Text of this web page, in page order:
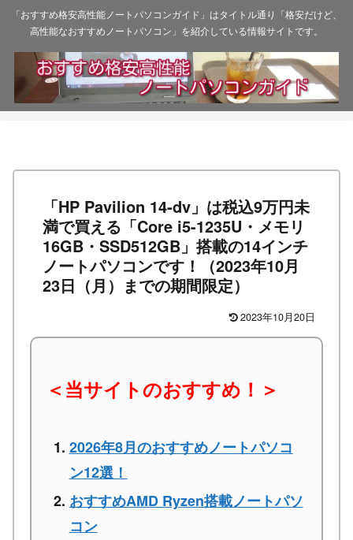
「おすすめ格安高性能ノートパソコンガイド」はタイトル通り「格安だけど、
高性能なおすすめノートパソコン」を紹介している情報サイトです。
「HP Pavilion 14-dv」は税込9万円未
満で買える「Core i5-1235U・メモリ
16GB・SSD512GB」搭載の14インチ
ノートパソコンです！（2023年10月
23日（月）までの期間限定）
2023年10月20日
＜当サイトのおすすめ！＞
2026年8月のおすすめノートパソコ
ン12選！
おすすめAMD Ryzen搭載ノートパソ
コン